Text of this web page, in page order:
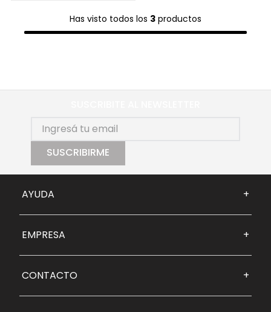
Has visto todos los 3 productos
SUSCRIBIRME
AYUDA +
EMPRESA +
CONTACTO +